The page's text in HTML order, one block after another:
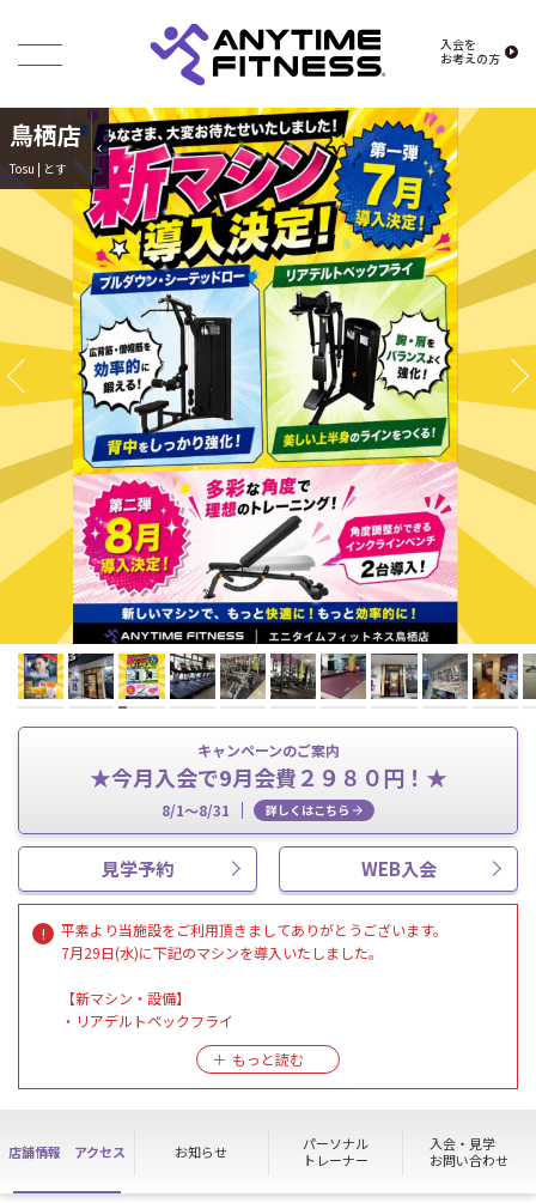
入会を
お考えの方
鳥栖店
Tosu | とす
キャンペーンのご案内
★今月入会で9月会費２９８０円！★
8/1～8/31 詳しくはこちら
見学予約 WEB入会
平素より当施設をご利用頂きましてありがとうございます。
7月29日(水)に下記のマシンを導入いたしました。
【新マシン・設備】
・リアデルトペックフライ
・プルダウン/シーテッドロー
【8月予定】
ますますパワーアップした当店にぜひご期待下さい。
店舗情報 アクセス お知らせ
パーソナル
トレーナー
入会・見学
お問い合わせ